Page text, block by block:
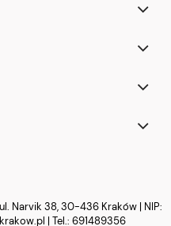
Narvik 38, 30-436 Kraków | NIP:
| Tel.: 691489356